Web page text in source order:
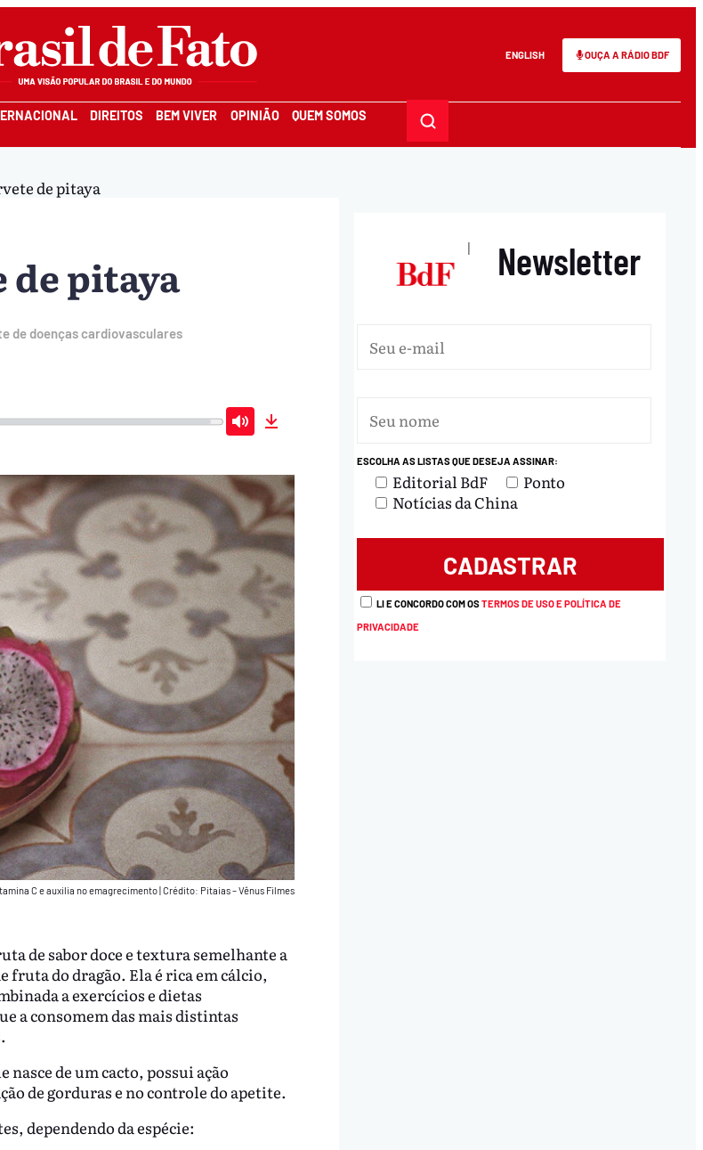
ENGLISH OUÇA A RÁDIO BDF
DIREITOS BEM VIVER OPINIÃO QUEM SOMOS
de pitaya
de pitaya
de doenças cardiovasculares
Mute
C e auxilia no emagrecimento Crédito: Pitaias – Vênus Filmes
de sabor doce e textura semelhante a
fruta do dragão. Ela é rica em cálcio,
a exercícios e dietas
a consomem das mais distintas
de um cacto, possui ação
de gorduras e no controle do apetite.
dependendo da espécie:
| Newsletter
ESCOLHA AS LISTAS QUE DESEJA ASSINAR:
Editorial BdF
Ponto
Notícias da China
LI E CONCORDO COM OSTERMOS DE USO E POLÍTICA DE
PRIVACIDADE